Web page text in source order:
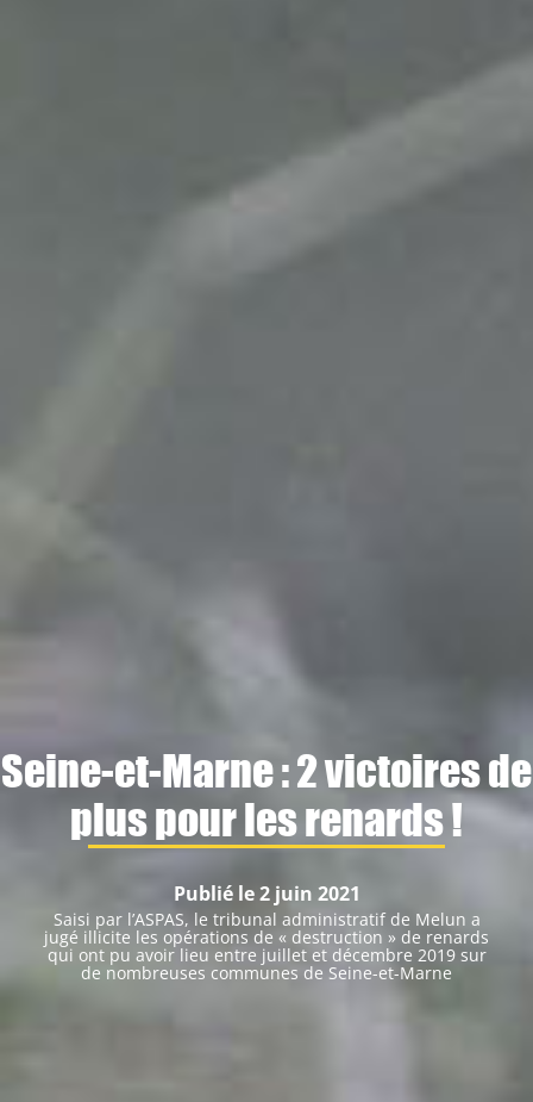
Seine-et-Marne : 2 victoires de
plus pour les renards !
Publié le 2 juin 2021
Saisi par l’ASPAS, le tribunal administratif de Melun a
jugé illicite les opérations de « destruction » de renards
qui ont pu avoir lieu entre juillet et décembre 2019 sur
de nombreuses communes de Seine-et-Marne